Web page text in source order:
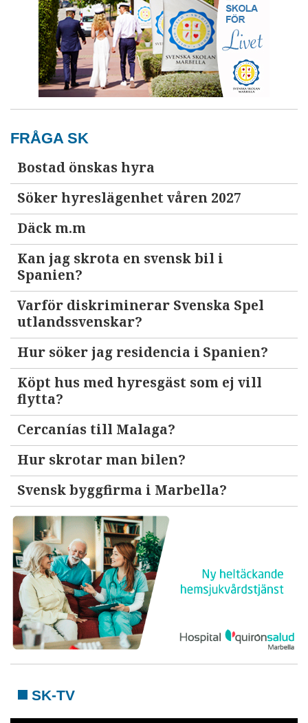
FRÅGA SK
Bostad önskas hyra
Söker hyreslägenhet våren 2027
Däck m.m
Kan jag skrota en svensk bil i
Spanien?
Varför diskriminerar Svenska Spel
utlandssvenskar?
Hur söker jag residencia i Spanien?
Köpt hus med hyresgäst som ej vill
flytta?
Cercanías till Malaga?
Hur skrotar man bilen?
Svensk byggfirma i Marbella?
SK-TV